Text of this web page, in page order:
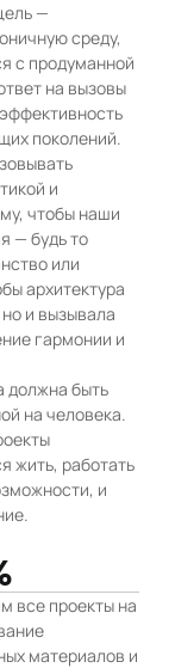
—
среду,
с продуманной
на вызовы
поколений.
и
чтобы наши
— будь то
или
архитектура
и вызывала
гармонии и
должна быть
на человека.
жить, работать
и
все проекты на
материалов и